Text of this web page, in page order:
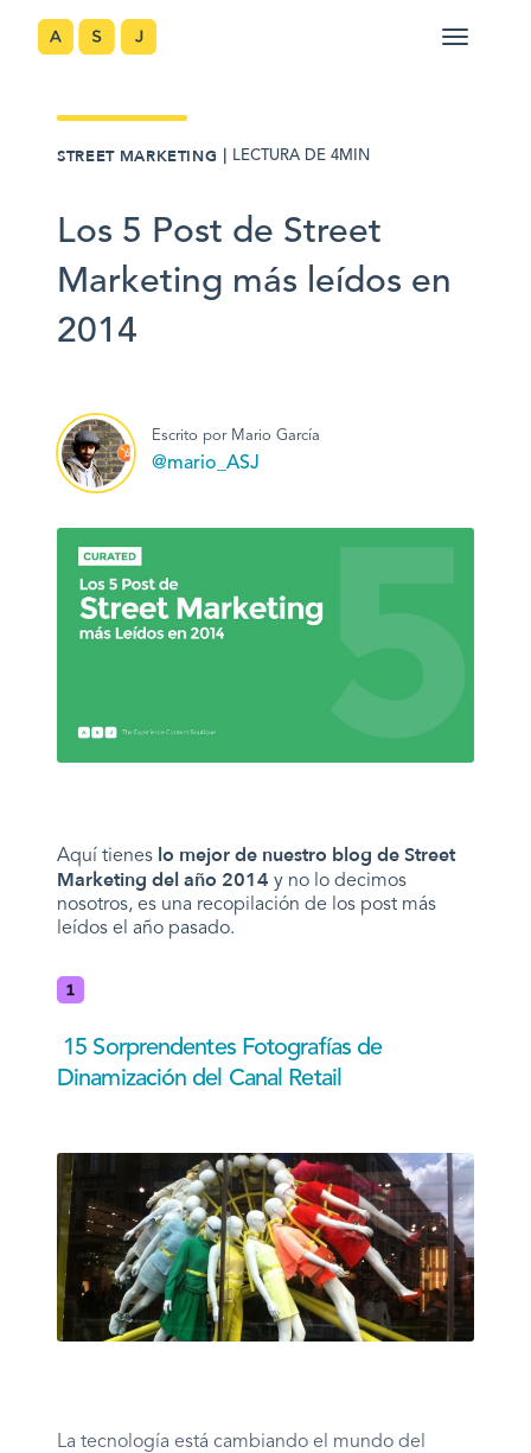
STREET MARKETING LECTURA DE 4MIN
Los 5 Post de Street
Marketing más leídos en
2014
Escrito por Mario García
@mario_ASJ
Aquí tienes lo mejor de nuestro blog de Street
Marketing del año 2014 y no lo decimos
nosotros, es una recopilación de los post más
leídos el año pasado.
15 Sorprendentes Fotografías de
Dinamización del Canal Retail
La tecnología está cambiando el mundo del